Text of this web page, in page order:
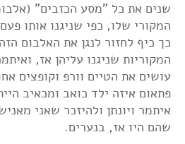
שנים את כל "מסע הכזבים"
המקורי שלו, כפי שניגנו אותו
כך כיף לחזור לנגן את האלבום
המקוריות שניגנו עליהן אז,
עושים את הטיים וורפ וקופצים
פתאום איזה ילד כואב ומכאיב
איתמר ויונתן ולהיזכר שאני
שהם היו אז, בנערים.